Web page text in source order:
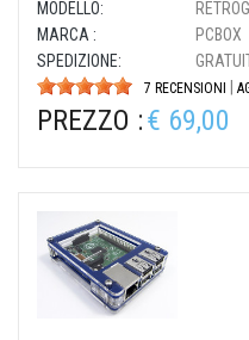
MODELLO:
MARCA :
PCBOX
SPEDIZIONE:
7 RECENSIONI
PREZZO :€ 69,00